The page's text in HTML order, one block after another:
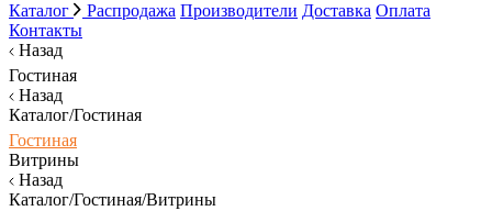
Каталог Распродажа Производители Доставка Оплата
Контакты
Назад
Гостиная
Назад
Каталог/Гостиная
Гостиная
Витрины
Назад
Каталог/Гостиная/Витрины